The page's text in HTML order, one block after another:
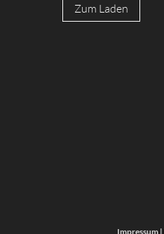
Zum Laden
Impressum |